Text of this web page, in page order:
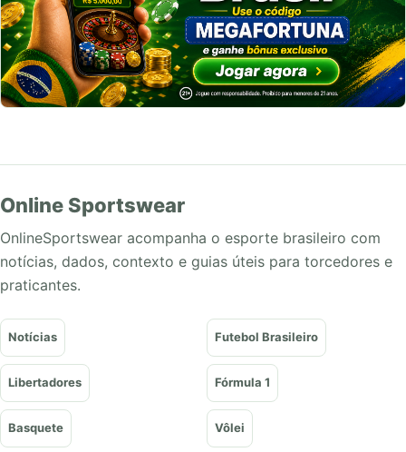
Online Sportswear
OnlineSportswear acompanha o esporte brasileiro com
notícias, dados, contexto e guias úteis para torcedores e
praticantes.
Notícias Futebol Brasileiro
Libertadores Fórmula 1
Basquete Vôlei